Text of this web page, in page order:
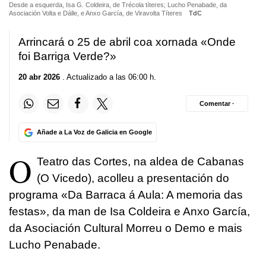
Desde a esquerda, Isa G. Coldeira, de Trécola títeres; Lucho Penabade, da
Asociación Volta e Dálle, e Anxo García, de Viravolta Títeres
TdC
Arrincará o 25 de abril coa xornada «Onde
foi Barriga Verde?»
20 abr 2026 . Actualizado a las 06:00 h.
Añade a La Voz de Galicia en Google
Comentar ·
O Teatro das Cortes, na aldea de Cabanas
(O Vicedo), acolleu a presentación do
programa «Da Barraca á Aula: A memoria das
festas», da man de Isa Coldeira e Anxo García,
da Asociación Cultural Morreu o Demo e mais
Lucho Penabade.